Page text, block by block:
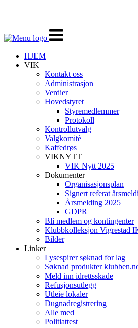
Veksle
navigasjon
HJEM
VIK
Kontakt oss
Administrasjon
Verdier
Hovedstyret
Styremedlemmer
Protokoll
Kontrollutvalg
Valgkomitè
Kaffedrøs
VIKNYTT
VIK Nytt 2025
Dokumenter
Organisasjonsplan
Signert referat
Årsmelding 2025
GDPR
Bli medlem og kontingenter
Klubbkolleksjon Vigrestad
Bilder
Linker
Lysespirer søknad for lag
Søknad produkter
Meld inn idrettsskade
Refusjonsutlegg
Utleie lokaler
Dugnadregistrering
Alle med
Politiattest